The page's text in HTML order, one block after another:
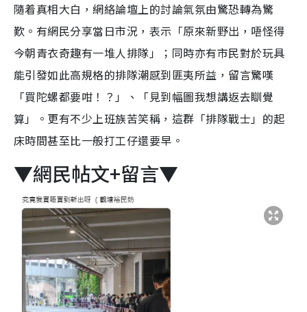
隨着真相大白，網絡論壇上的討論氣氛由驚恐轉為驚
歎。有網民分享當日市況，表示「原來新野出，唔怪得
今朝青衣奇趣有一堆人排隊」；同時亦有市民對於玩具
能引發如此高規格的排隊潮感到匪夷所益，留言驚嘆
「買陀螺都要咁！？」、「見到幅圖我想講返去瞓覺
算」。更有不少上班族苦笑稱，這群「排隊戰士」的起
床時間甚至比一般打工仔還要早。
▼網民帖文+留言▼